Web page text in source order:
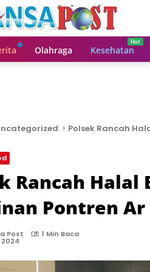
Olahraga Kesehatan
Polsek Rancah
Rancah Halal
Pontren Ar
Post 1 Min Baca
2024